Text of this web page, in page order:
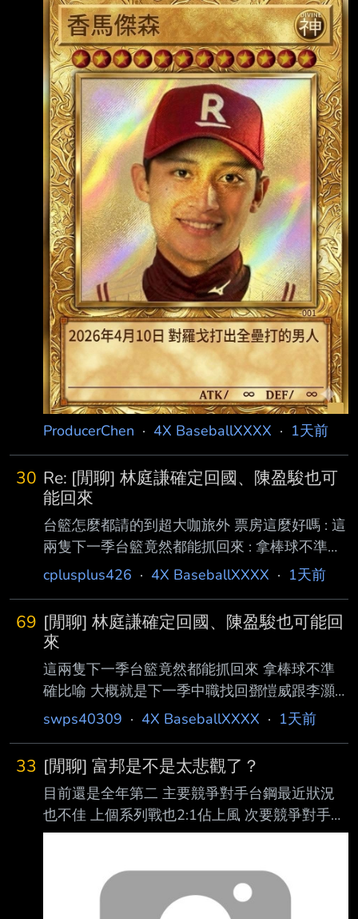
https://i.imgur.com/hGki0Xn.jpeg -- YukiApple
(稅後 $10) carwhat (稅後 $10) cclloouudd (稅
後 $10) hao94 (稅後 $10) iamzara (稅後 $10)
mork8850 (稅後 $10) m
ProducerChen · 4X BaseballXXXX · 1天前
30 Re: [閒聊] 林庭謙確定回國、陳盈駿也可
能回來
台籃怎麼都請的到超大咖旅外 票房這麼好嗎 : 這
兩隻下一季台籃竟然都能抓回來 : 拿棒球不準確
比喻 : 大概就是下一季中職找回鄧愷威跟李灝宇
--
cplusplus426 · 4X BaseballXXXX · 1天前
69 [閒聊] 林庭謙確定回國、陳盈駿也可能回
來
這兩隻下一季台籃竟然都能抓回來 拿棒球不準
確比喻 大概就是下一季中職找回鄧愷威跟李灝
宇吧 --
swps40309 · 4X BaseballXXXX · 1天前
33 [閒聊] 富邦是不是太悲觀了？
目前還是全年第二 主要競爭對手台鋼最近狀況
也不佳 上個系列戰也2:1佔上風 次要競爭對手統
一今年對富邦苦手 這週又對上 雖然洋投確實找
何邦版開始一片嘆息了？ --